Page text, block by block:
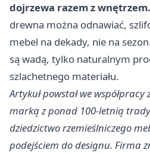
dojrzewa razem z wnętrzem.
drewna można odnawiać,
mebel na dekady, nie na
są wadą, tylko naturalnym
szlachetnego materiału.
Artykuł powstał we
marką z ponad 100-letnią
dziedzictwo rzemieślniczego
podejściem do designu. Firma